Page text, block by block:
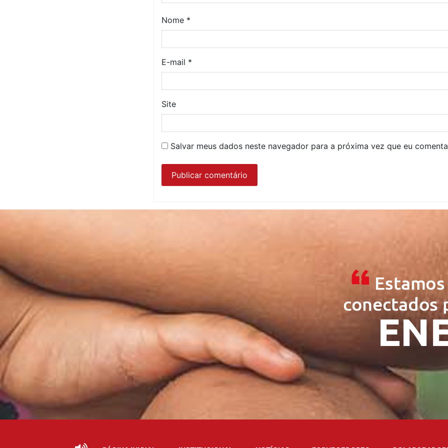
Nome *
E-mail *
Site
Salvar meus dados neste navegador para a próxima vez que eu